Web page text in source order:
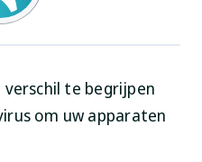
te begrijpen
om uw apparaten